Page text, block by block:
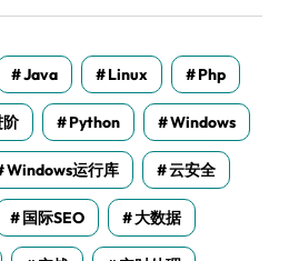
Java Linux Php
阶 Python Windows
Windows运行库 云安全
国际SEO 大数据